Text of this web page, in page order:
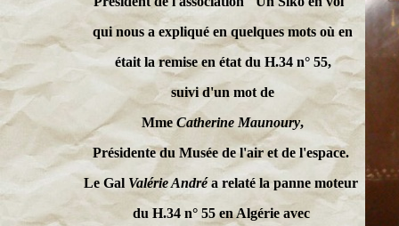
qui nous a expliqué en quelques mots où en
était la remise en état du H.34 n° 55,
suivi d'un mot de
Mme Catherine Maunoury,
Présidente du Musée de l'air et de l'espace.
Le Gal Valérie Andréa relaté la panne moteur
du H.34 n° 55 en Algérie avec